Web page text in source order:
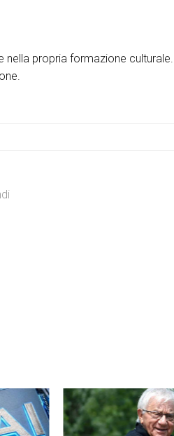
propria formazione culturale.